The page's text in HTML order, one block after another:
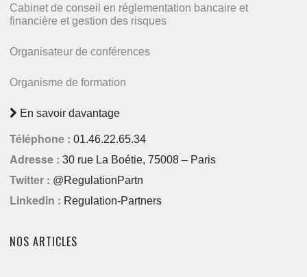
Cabinet de conseil en réglementation bancaire et
financière et gestion des risques
Organisateur de conférences
Organisme de formation
En savoir davantage
Téléphone : 01.46.22.65.34
Adresse : 30 rue La Boétie, 75008 – Paris
Twitter : @RegulationPartn
Linkedin : Regulation-Partners
NOS ARTICLES